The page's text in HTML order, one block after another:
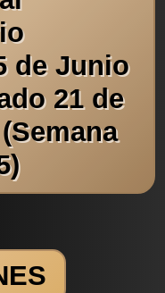
de Junio
21 de